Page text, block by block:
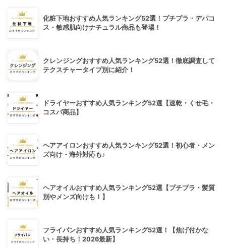
化粧下地おすすめ人気ランキング52選！プチプラ・デパコ
ス・敏感肌向けナチュラル商品も登場！
クレンジングおすすめ人気ランキング52選！徹底調査して
テクスチャータイプ別に紹介！
ドライヤーおすすめ人気ランキング52選【速乾・くせ毛・
コスパ商品】
ヘアアイロンおすすめ人気ランキング52選！初心者・メン
ズ向け・海外対応も♪
ヘアオイルおすすめ人気ランキング52選【プチプラ・髪質
別やメンズ向けも！】
フライパンおすすめ人気ランキング52選！【焦げ付かな
い・長持ち！2026最新】